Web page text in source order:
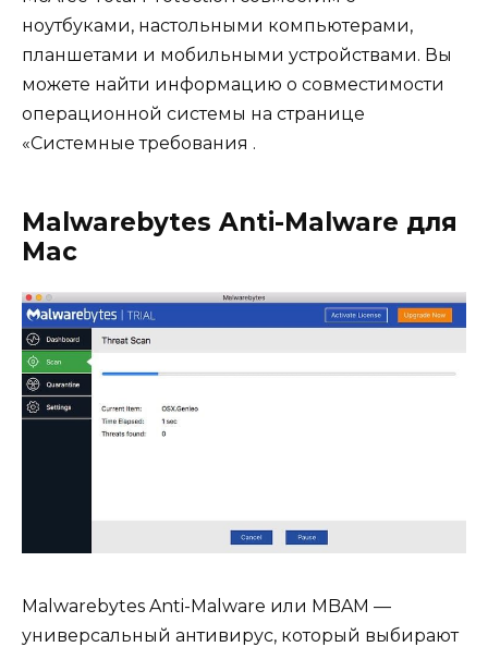
ноутбуками, настольными компьютерами,
планшетами и мобильными устройствами. Вы
можете найти информацию о совместимости
операционной системы на странице
«Системные требования .
Malwarebytes Anti-Malware для
Mac
Malwarebytes Anti-Malware или MBAM —
универсальный антивирус, который выбирают